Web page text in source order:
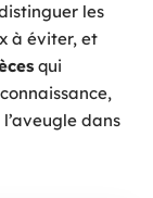
les
à éviter, et
qui
dans